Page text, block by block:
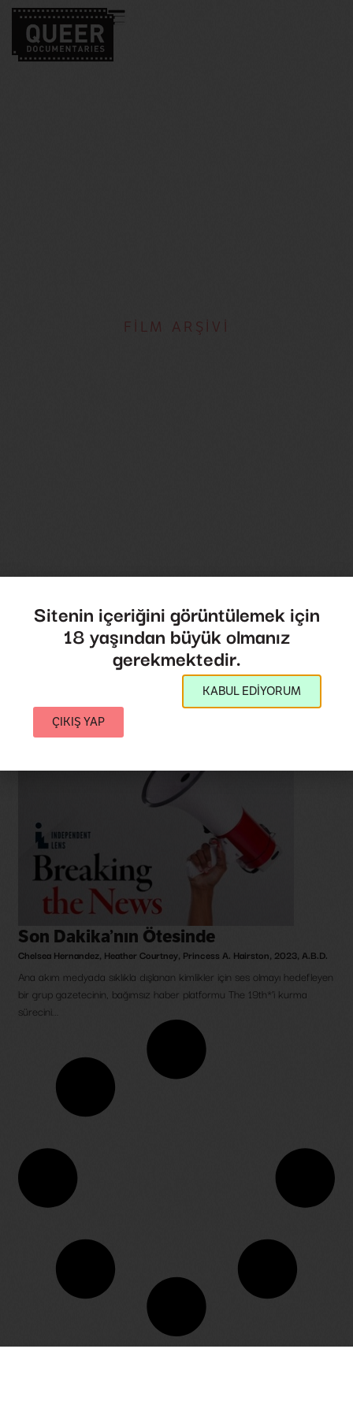
FİLM ARŞİVİ
Son Dakika’nın Ötesinde
Chelsea Hernandez, Heather Courtney, Princess A. Hairston, 2023, A.B.D.
Ana akım medyada sıklıkla dışlanan kimlikler için ses olmayı hedefleyen
bir grup gazetecinin, bağımsız haber platformu The 19th*’i kurma
sürecini...
Sitenin içeriğini görüntülemek için
18 yaşından büyük olmanız
gerekmektedir.
KABUL EDİYORUM
ÇIKIŞ YAP